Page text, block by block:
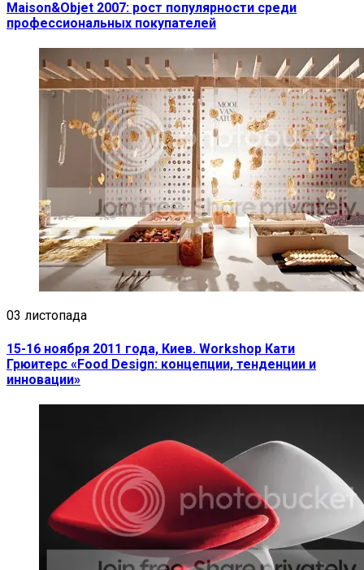
Maison&Objet 2007: рост популярности среди
профессиональных покупателей
03 листопада
15-16 ноября 2011 года, Киев. Workshop Кати
Грюитерс «Food Design: концепции, тенденции и
инновации»